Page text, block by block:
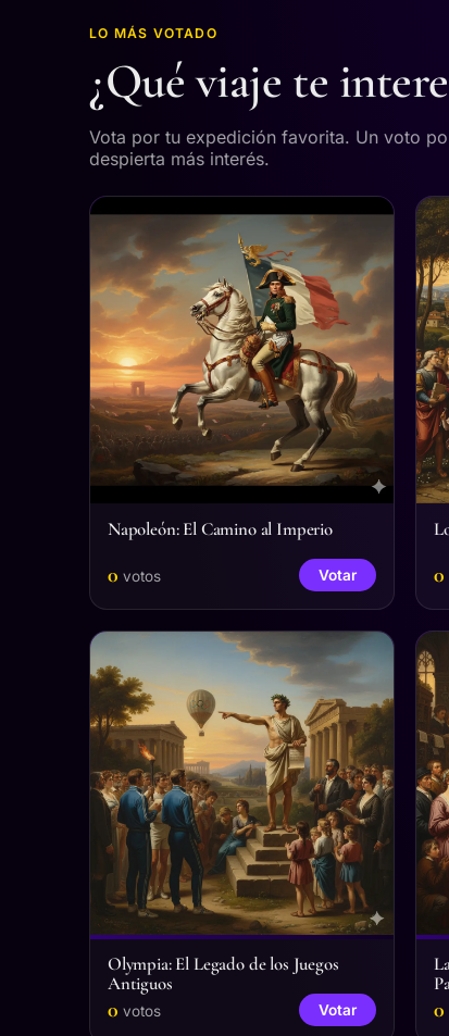
LO MÁS VOTADO
¿Qué viaje te
Vota por tu expedición favorita. Un voto
despierta más interés.
Napoleón: El Camino al Imperio
0 votos Votar 0
Olympia: El Legado de los Juegos
Antiguos
0 votos Votar 0